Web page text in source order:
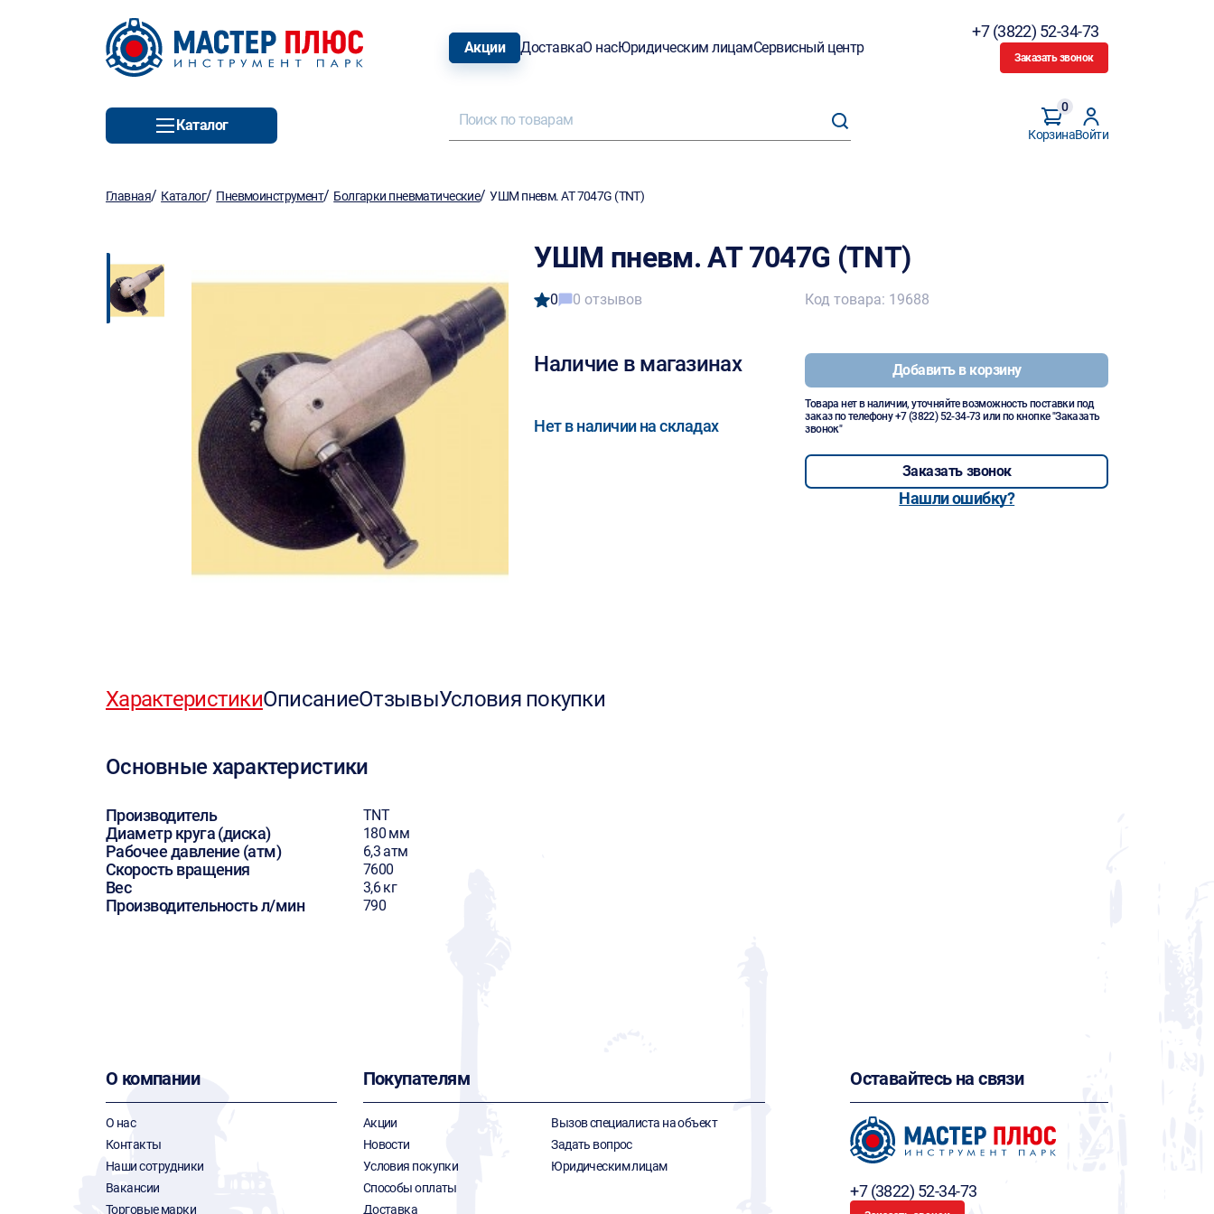
Акции ДоставкаО насЮридическим лицамСервисный центр
+7 (3822) 52-34-73
Заказать звонок
Каталог
Корзина
0
Войти
Главная/ Каталог/ Пневмоинструмент/ Болгарки пневматические/УШМ пневм. АТ 7047G (TNT)
УШМ пневм. АТ 7047G (TNT)
0 0 отзывов
Наличие в магазинах
Нет в наличии на складах
Код товара: 19688
Добавить в корзину
Товара нет в наличии, уточняйте возможность поставки под
заказ по телефону+7 (3822) 52-34-73 или по кнопке "Заказать
звонок"
Заказать звонок
Нашли ошибку?
ХарактеристикиОписаниеОтзывыУсловия покупки
Основные характеристики
Производитель TNT
Диаметр круга (диска) 180 мм
Рабочее давление (атм) 6,3 атм
Скорость вращения 7600
Вес 3,6 кг
Производительность л/мин 790
О компании
О нас
Контакты
Наши сотрудники
Вакансии
Торговые марки
Покупателям
Акции
Новости
Условия покупки
Способы оплаты
Доставка
Вызов специалиста на объект
Задать вопрос
Юридическим лицам
Оставайтесь на связи
+7 (3822) 52-34-73